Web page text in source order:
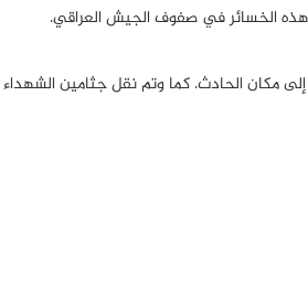
الخسائر في صفوف الجيش العراقي.
مكان الحادث. كما وتم نقل جثامين